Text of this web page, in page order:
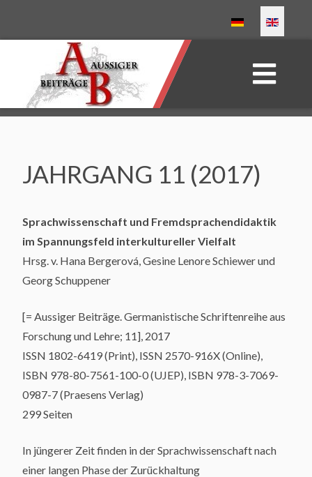
JAHRGANG 11 (2017)
Sprachwissenschaft und Fremdsprachendidaktik
im Spannungsfeld interkultureller Vielfalt
Hrsg. v. Hana Bergerová, Gesine Lenore Schiewer und
Georg Schuppener
[= Aussiger Beiträge. Germanistische Schriftenreihe aus
Forschung und Lehre; 11], 2017
ISSN 1802-6419 (Print), ISSN 2570-916X (Online),
ISBN 978-80-7561-100-0 (UJEP), ISBN 978-3-7069-
0987-7 (Praesens Verlag)
299 Seiten
In jüngerer Zeit finden in der Sprachwissenschaft nach
einer langen Phase der Zurückhaltung